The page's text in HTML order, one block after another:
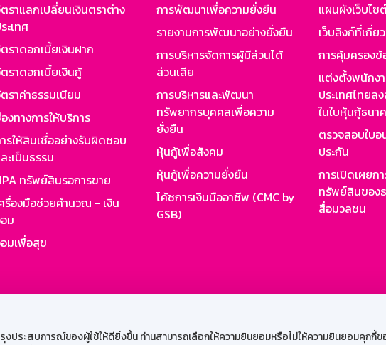
ประสบการณ์ของผู้ใช้ให้ดียิ่งขึ้น ท่านสามารถเลือกให้ความยินยอมหรือไม่ให้ความยินยอมคุกกี้ข
ราแลกเปลี่ยนเงินตราต่าง
ะเทศ
ราดอกเบี้ยเงินฝาก
ราดอกเบี้ยเงินกู้
ราค่าธรรมเนียม
งทางการให้บริการ
รให้สินเชื่ออย่างรับผิดชอบ
ะเป็นธรรม
ทรัพย์สินรอการขาย
รื่องมือช่วยคำนวณ - เงิน
ม
มเพื่อสุข
การพัฒนาเพื่อความยั่งยืน
รายงานการพัฒนาอย่างยั่งยืน
การบริหารจัดการผู้มีส่วนได้
ส่วนเสีย
การบริหารและพัฒนา
ทรัพยากรบุคคลเพื่อความ
ยั่งยืน
หุ้นกู้เพื่อสังคม
หุ้นกู้เพื่อความยั่งยืน
โค้ชการเงินมืออาชีพ (CMC by
GSB)
แผนผังเว็บไซ
เว็บลิงก์ที่เกี่ย
การคุ้มครอง
แต่งตั้งพนักง
ประเทศไทยล
ในใบหุ้นกู้ธนา
ตรวจสอบใบ
ประกัน
การเปิดเผยก
ทรัพย์สินของ
สื่อมวลชน